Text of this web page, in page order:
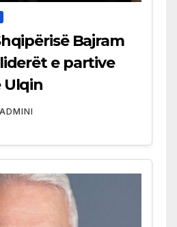
Bajram
e partive
ADMINI